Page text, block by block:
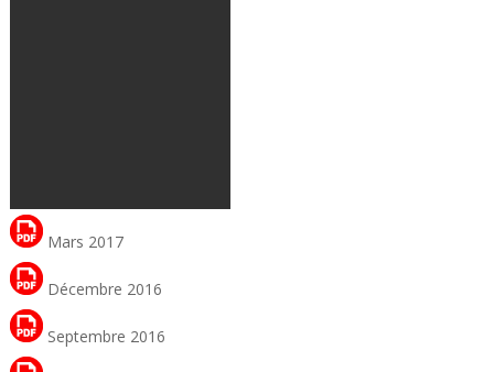
Mars 2017
Décembre 2016
Septembre 2016